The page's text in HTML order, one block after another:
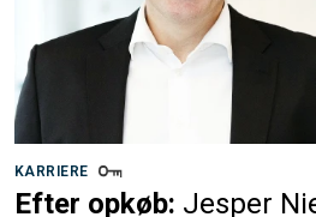
KARRIERE
Efter opkøb: Jesper